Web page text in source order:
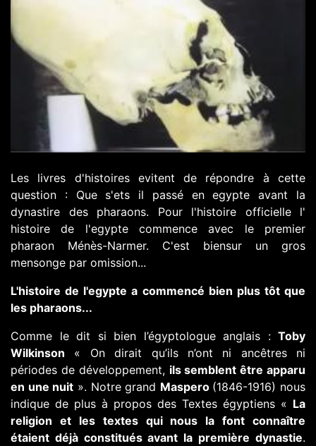
Les livres d'histoires evitent de répondre à cette
question : Que s'ets il passé en egypte avant la
dynastire des pharaons. Pour l'histoire officielle l'
histoire de l'egypte commence avec le premier
pharaon Ménès-Narmer. C'est biensur un gros
mensonge par omission...
L'histoire de l'egypte a commencé bien plus tôt que
les pharaons...
Comme le dit si bien l’égyptologue anglais : Toby
Wilkinson « On dirait qu’ils n’ont ni ancêtres ni
périodes de développement, ils semblent être apparu
en une nuit ». Notre grand Maspero (1846-1916) nous
indique de plus à propos des Textes égyptiens « La
religion et les textes qui nous la font connaître
étaient déjà constitués avant la première dynastie.